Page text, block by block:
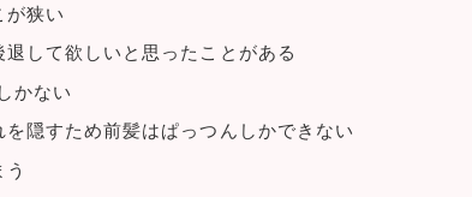
が狭い
して欲しいと思ったことがある
かない
隠すため前髪はぱっつんしかできない